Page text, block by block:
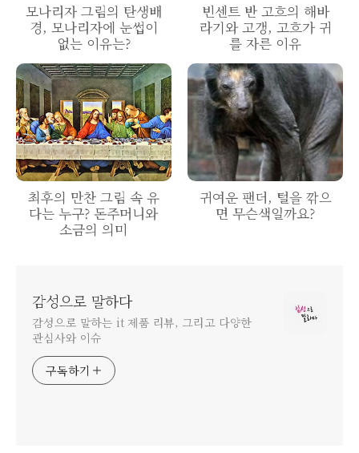
모나리자 그림의 탄생배
경, 모나리자에 눈썹이
없는 이유는?
빈센트 반 고흐의 해바
라기와 고갱, 고흐가 귀
를 자른 이유
최후의 만찬 그림 속 유
다는 누구? 돈주머니와
소금의 의미
귀여운 팬더, 털을 깎으
면 무슨색일까요?
감성으로 말하다
감성으로 말하는 it 제품 리뷰, 그리고 다양한
관심사와 이슈
구독하기